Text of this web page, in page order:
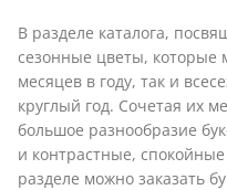
В разделе каталога,
сезонные цветы, которые
месяцев в году, так и
круглый год. Сочетая их
большое разнообразие
и контрастные,
разделе можно заказать